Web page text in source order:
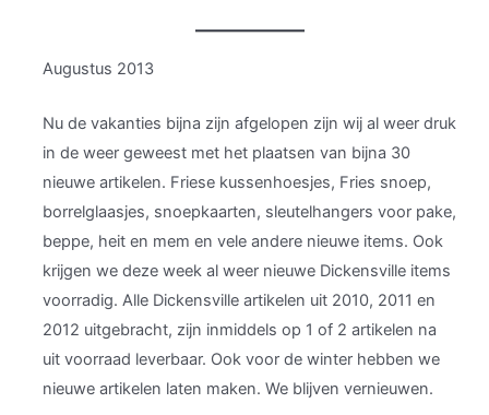
Augustus 2013
Nu de vakanties bijna zijn afgelopen zijn wij al weer druk
in de weer geweest met het plaatsen van bijna 30
nieuwe artikelen. Friese kussenhoesjes, Fries snoep,
borrelglaasjes, snoepkaarten, sleutelhangers voor pake,
beppe, heit en mem en vele andere nieuwe items. Ook
krijgen we deze week al weer nieuwe Dickensville items
voorradig. Alle Dickensville artikelen uit 2010, 2011 en
2012 uitgebracht, zijn inmiddels op 1 of 2 artikelen na
uit voorraad leverbaar. Ook voor de winter hebben we
nieuwe artikelen laten maken. We blijven vernieuwen.